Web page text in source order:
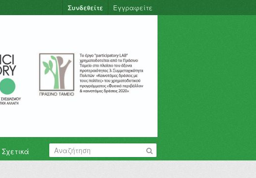
Συνδεθείτε Εγγραφείτε
Σχετικά